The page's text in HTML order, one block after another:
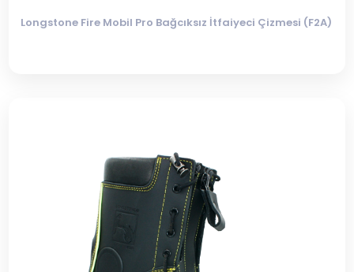
Longstone Fire Mobil Pro Bağcıksız İtfaiyeci Çizmesi (F2A)